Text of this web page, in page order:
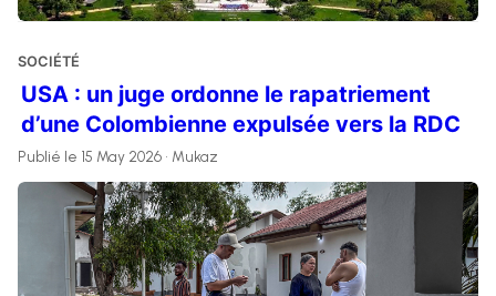
SOCIÉTÉ
USA : un juge ordonne le rapatriement
d’une Colombienne expulsée vers la RDC
Publié le 15 May 2026 • Mukaz